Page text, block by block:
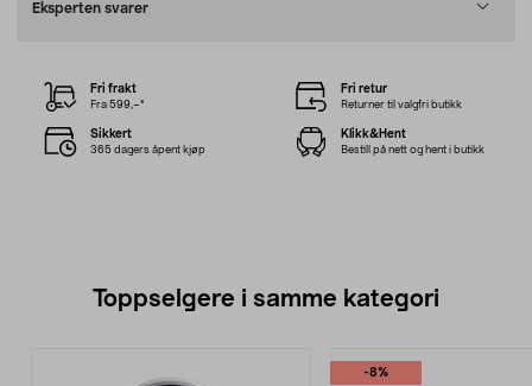
Eksperten svarer
Fri frakt
Fra 599,–*
Fri retur
Returner til valgfri butikk
Sikkert
365 dagers åpent kjøp
Klikk&Hent
Bestill på nett og hent i butikk
Toppselgere i samme kategori
-8%